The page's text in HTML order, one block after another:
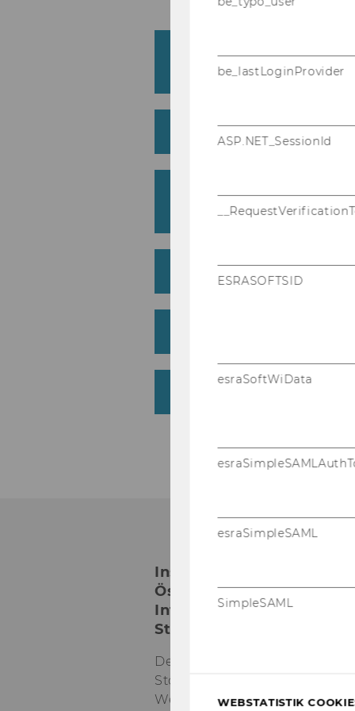
Wis­sen­schaft­li­che*r
si­täts­as­sis­tent*in
Doc­to­ral Pro­gram in
Ta­xa­ti­on (DIBT)
Ju­ni­or Re­se­ar­cher*in
Institut für
Österreichisches und
Internationales
Steuerrecht
Departmentgebäude D3, 2.
Stock
Welthandelsplatz 1
be_lastLoginProvider
ASP.NET_SessionId
ESRASOFTSID
esraSoftWiData
esraSimpleSAML
SimpleSAML
WEBSTATISTIK